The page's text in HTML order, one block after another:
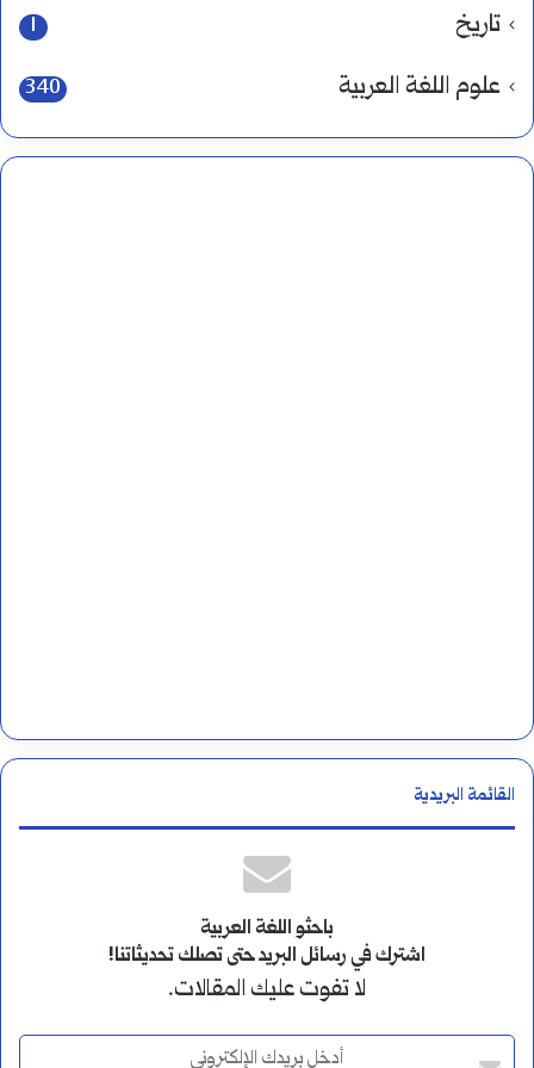
تاريخ 1
علوم اللغة العربية 340
القائمة البريدية
باحثو اللغة العربية
اشترك في رسائل البريد حتى تصلك تحديثاتنا!
لا تفوت عليك المقالات.